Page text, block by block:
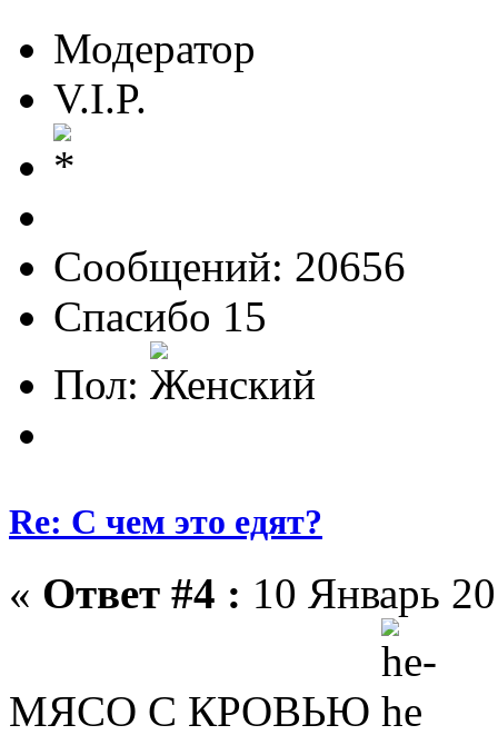
Модератор
V.I.P.
Сообщений: 20656
Спасибо 15
Пол:
Re: С чем это едят?
« Ответ #4 : 10 Январь
МЯСО С КРОВЬЮ